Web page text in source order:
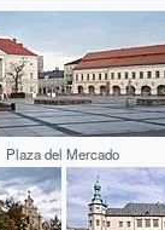
Plaza del Mercado